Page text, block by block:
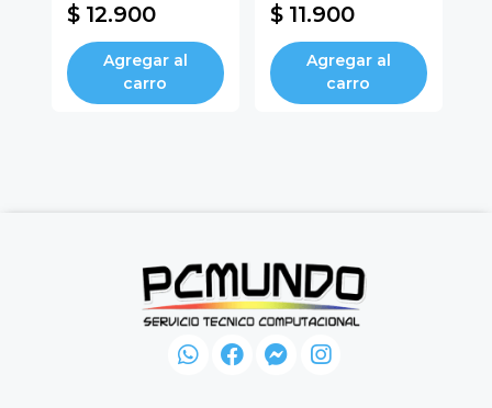
$ 12.900
Agregar al
carro
$ 11.900
Agregar al
carro